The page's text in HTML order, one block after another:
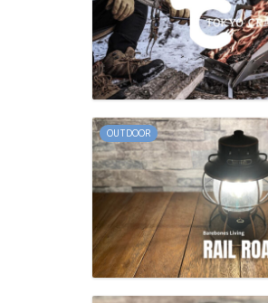
OUTDOOR